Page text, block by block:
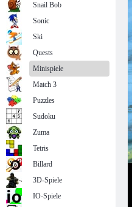
Snail Bob
Sonic
Ski
Quests
Minispiele
Match 3
Puzzles
Sudoku
Zuma
Tetris
Billard
3D-Spiele
IO-Spiele